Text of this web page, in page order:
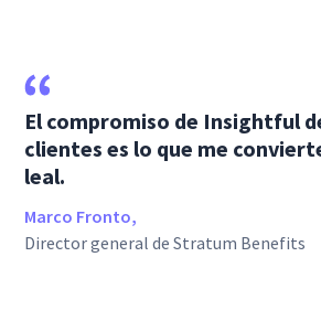
El compromiso de Insightful
clientes es lo que me
leal.
Marco Fronto,
Director general de Stratum Benefits